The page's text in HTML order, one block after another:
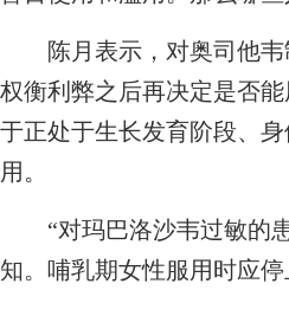
陈月表示，对奥司他韦
权衡利弊之后再决定是否
于正处于生长发育阶段、
用。
“对玛巴洛沙韦过敏的患
知。哺乳期女性服用时应